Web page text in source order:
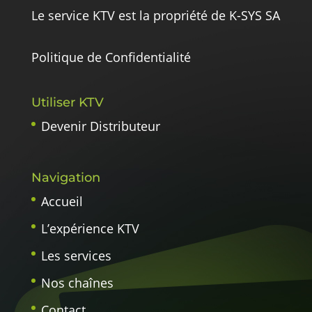
Le service KTV est la propriété de K-SYS SA
Politique de Confidentialité
Utiliser KTV
Devenir Distributeur
Navigation
Accueil
L’expérience KTV
Les services
Nos chaînes